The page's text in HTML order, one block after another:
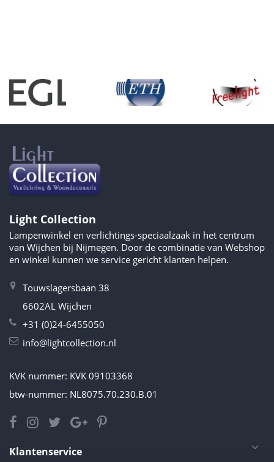
Light Collection
Lampenwinkel en verlichtings-speciaalzaak in het centrum
van Wijchen bij Nijmegen. Door de combinatie van Webshop
en winkel kunnen we service gericht klanten helpen.
Touwslagersbaan 38
6602AL Wijchen
+31 (0)24-6455050
info@lightcollection.nl
KVK nummer: KVK 09103368
btw-nummer: NL8075.70.230.B.01
Klantenservice